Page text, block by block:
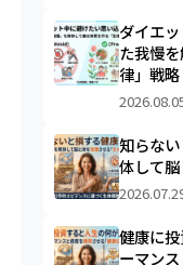
ダイエ
た我慢
律」戦略
知らな
体して
健康に
ーマン